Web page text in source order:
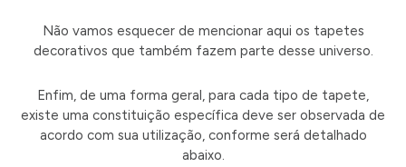
Não vamos esquecer de mencionar aqui os tapetes
decorativos que também fazem parte desse universo.
Enfim, de uma forma geral, para cada tipo de tapete,
existe uma constituição específica deve ser observada de
acordo com sua utilização, conforme será detalhado
abaixo.